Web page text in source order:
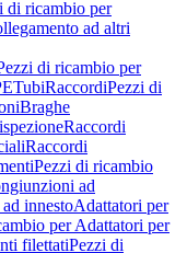
di ricambio per
ad altri
di ricambio per
TubiRaccordiPezzi di
Braghe
Raccordi
Raccordi
Pezzi di ricambio
ad
innestoAdattatori per
per Adattatori per
filettatiPezzi di